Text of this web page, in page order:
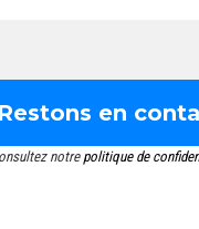
notre politique de